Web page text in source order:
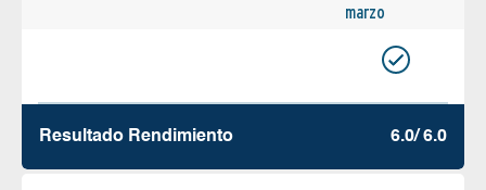
marzo
Resultado Rendimiento 6.0/ 6.0